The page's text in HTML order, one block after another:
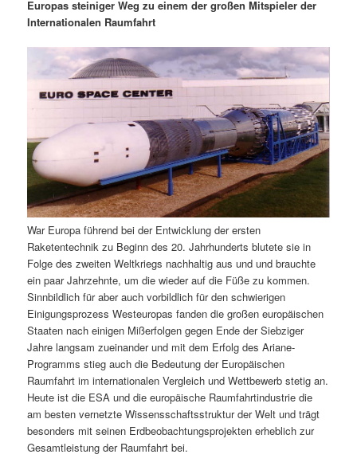
e
n
I
n
h
a
l
t
s
p
r
ä
r
e
n
I
n
h
a
l
t
s
n
a
o
n
Europas steiniger Weg zu einem der großen Mitspieler der
Internationalen Raumfahrt
War Europa führend bei der Entwicklung der ersten
Raketentechnik zu Beginn des 20. Jahrhunderts blutete sie in
Folge des zweiten Weltkriegs nachhaltig aus und und brauchte
ein paar Jahrzehnte, um die wieder auf die Füße zu kommen.
Sinnbildlich für aber auch vorbildlich für den schwierigen
Einigungsprozess Westeuropas fanden die großen europäischen
Staaten nach einigen Mißerfolgen gegen Ende der Siebziger
Jahre langsam zueinander und mit dem Erfolg des Ariane-
Programms stieg auch die Bedeutung der Europäischen
Raumfahrt im internationalen Vergleich und Wettbewerb stetig an.
Heute ist die ESA und die europäische Raumfahrtindustrie die
am besten vernetzte Wissensschaftsstruktur der Welt und trägt
besonders mit seinen Erdbeobachtungsprojekten erheblich zur
Gesamtleistung der Raumfahrt bei.